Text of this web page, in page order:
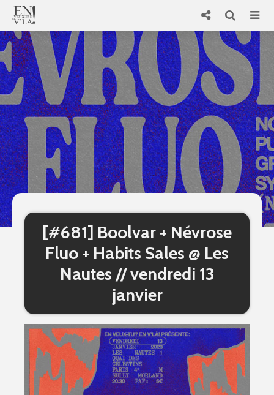
[#681] Boolvar + Névrose
Fluo + Habits Sales @ Les
Nautes // vendredi 13
janvier